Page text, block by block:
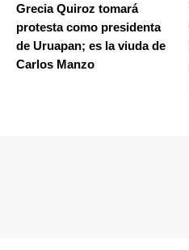
Grecia Quiroz tomará
protesta como presidenta
de Uruapan; es la viuda de
Carlos Manzo